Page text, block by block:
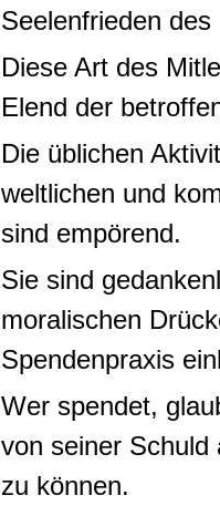
Seelenfrieden
Diese Art des
Elend der
Die üblichen
weltlichen und
sind empörend.
Sie sind
moralischen
Spendenpraxis
Wer spendet,
von seiner Schuld
zu können.